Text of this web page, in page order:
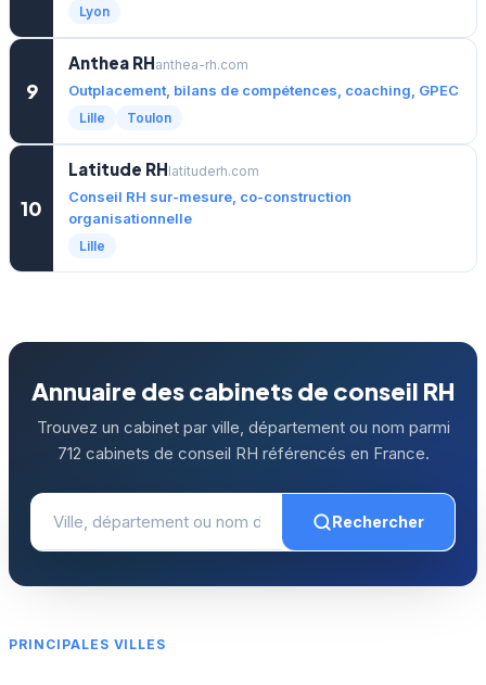
Lyon
9
Anthea RHanthea-rh.com
Outplacement, bilans de compétences, coaching, GPEC
Lille Toulon
10
Latitude RHlatituderh.com
Conseil RH sur-mesure, co-construction
organisationnelle
Lille
Annuaire des cabinets de conseil RH
Trouvez un cabinet par ville, département ou nom parmi
712 cabinets de conseil RH référencés en France.
Rechercher
PRINCIPALES VILLES